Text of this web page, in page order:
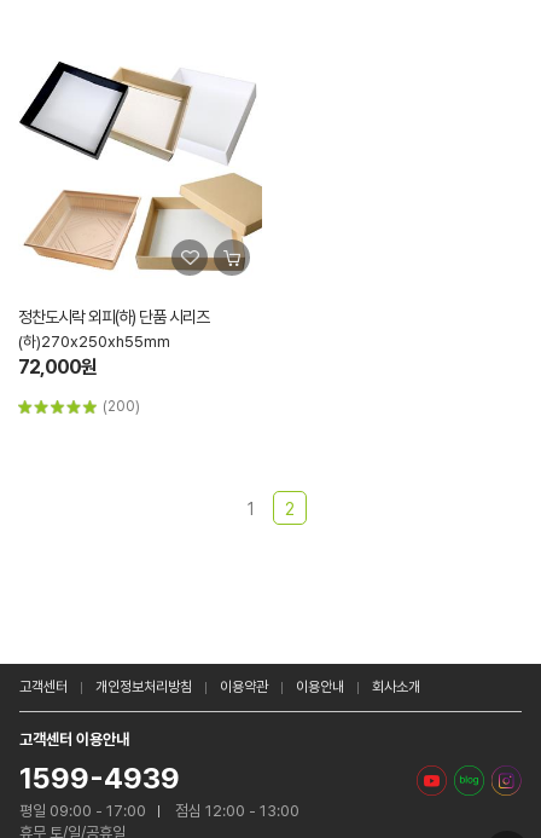
정찬도시락 외피(하) 단품 시리즈
(하)270x250xh55mm
72,000원
(200)
1 2
고객센터 개인정보처리방침 이용약관 이용안내 회사소개
고객센터 이용안내
1599-4939
평일 09:00 - 17:00
점심 12:00 - 13:00
휴무 토/일/공휴일